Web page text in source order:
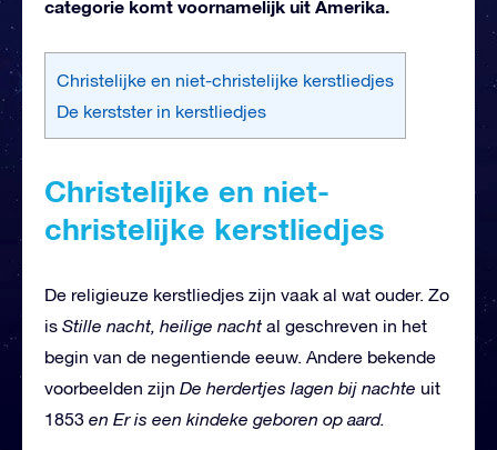
categorie komt voornamelijk uit Amerika.
Christelijke en niet-christelijke kerstliedjes
De kerstster in kerstliedjes
Christelijke en niet-
christelijke kerstliedjes
De religieuze kerstliedjes zijn vaak al wat ouder. Zo
is Stille nacht, heilige nacht al geschreven in het
begin van de negentiende eeuw. Andere bekende
voorbeelden zijn De herdertjes lagen bij nachte uit
1853 en Er is een kindeke geboren op aard.